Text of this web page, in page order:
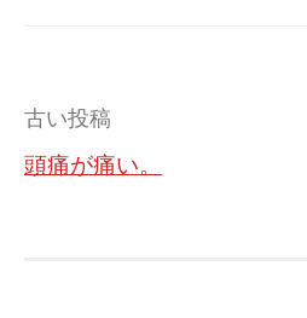
投
稿
古い投稿
頭痛が痛い。